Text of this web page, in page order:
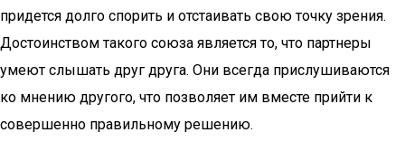
придется долго спорить и отстаивать свою точку зрения.
Достоинством такого союза является то, что партнеры
умеют слышать друг друга. Они всегда прислушиваются
ко мнению другого, что позволяет им вместе прийти к
совершенно правильному решению.